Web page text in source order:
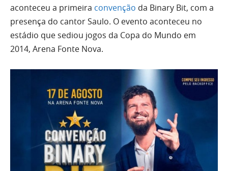
aconteceu a primeira convenção da Binary Bit, com a
presença do cantor Saulo. O evento aconteceu no
estádio que sediou jogos da Copa do Mundo em
2014, Arena Fonte Nova.